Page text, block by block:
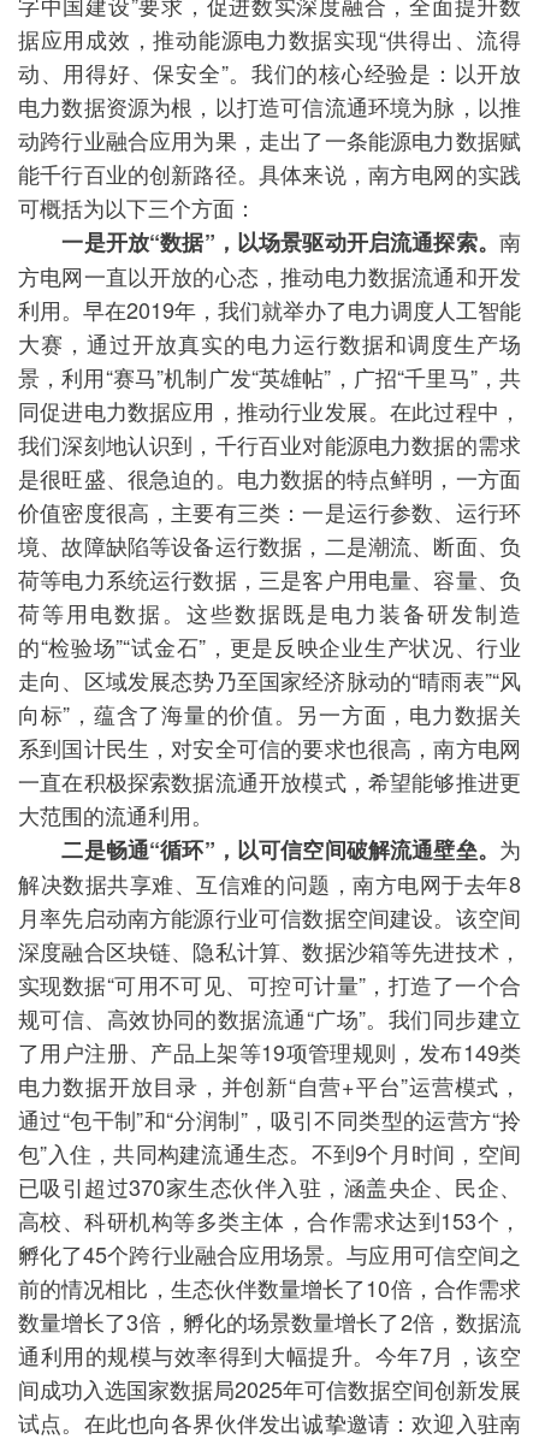
据应用成效，推动能源电力数据实现“供得出、流得
动、用得好、保安全”。我们的核心经验是：以开放
电力数据资源为根，以打造可信流通环境为脉，以推
动跨行业融合应用为果，走出了一条能源电力数据赋
能千行百业的创新路径。具体来说，南方电网的实践
可概括为以下三个方面：
一是开放“数据”，以场景驱动开启流通探索。南
方电网一直以开放的心态，推动电力数据流通和开发
利用。早在2019年，我们就举办了电力调度人工智能
大赛，通过开放真实的电力运行数据和调度生产场
景，利用“赛马”机制广发“英雄帖”，广招“千里马”，共
同促进电力数据应用，推动行业发展。在此过程中，
我们深刻地认识到，千行百业对能源电力数据的需求
是很旺盛、很急迫的。电力数据的特点鲜明，一方面
价值密度很高，主要有三类：一是运行参数、运行环
境、故障缺陷等设备运行数据，二是潮流、断面、负
荷等电力系统运行数据，三是客户用电量、容量、负
荷等用电数据。这些数据既是电力装备研发制造
的“检验场”“试金石”，更是反映企业生产状况、行业
走向、区域发展态势乃至国家经济脉动的“晴雨表”“风
向标”，蕴含了海量的价值。另一方面，电力数据关
系到国计民生，对安全可信的要求也很高，南方电网
一直在积极探索数据流通开放模式，希望能够推进更
大范围的流通利用。
二是畅通“循环”，以可信空间破解流通壁垒。 为
解决数据共享难、互信难的问题，南方电网于去年8
月率先启动南方能源行业可信数据空间建设。该空间
深度融合区块链、隐私计算、数据沙箱等先进技术，
实现数据“可用不可见、可控可计量”，打造了一个合
规可信、高效协同的数据流通“广场”。我们同步建立
了用户注册、产品上架等19项管理规则，发布149类
电力数据开放目录，并创新“自营+平台”运营模式，
通过“包干制”和“分润制”，吸引不同类型的运营方“拎
包”入住，共同构建流通生态。不到9个月时间，空间
已吸引超过370家生态伙伴入驻，涵盖央企、民企、
高校、科研机构等多类主体，合作需求达到153个，
孵化了45个跨行业融合应用场景。与应用可信空间之
前的情况相比，生态伙伴数量增长了10倍，合作需求
数量增长了3倍，孵化的场景数量增长了2倍，数据流
通利用的规模与效率得到大幅提升。今年7月，该空
间成功入选国家数据局2025年可信数据空间创新发展
试点。在此也向各界伙伴发出诚挚邀请：欢迎入驻南